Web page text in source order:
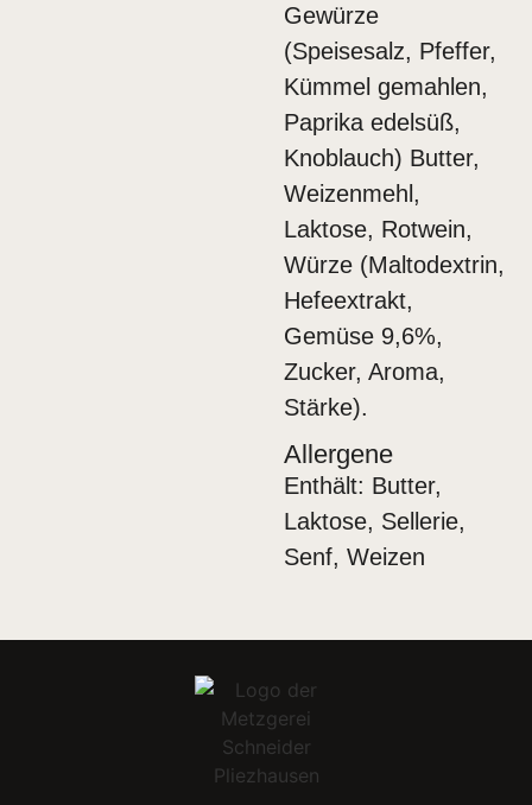
Gewürze
(Speisesalz, Pfeffer,
Kümmel gemahlen,
Paprika edelsüß,
Knoblauch) Butter,
Weizenmehl,
Laktose, Rotwein,
Würze (Maltodextrin,
Hefeextrakt,
Gemüse 9,6%,
Zucker, Aroma,
Stärke).
Allergene
Enthält: Butter,
Laktose, Sellerie,
Senf, Weizen